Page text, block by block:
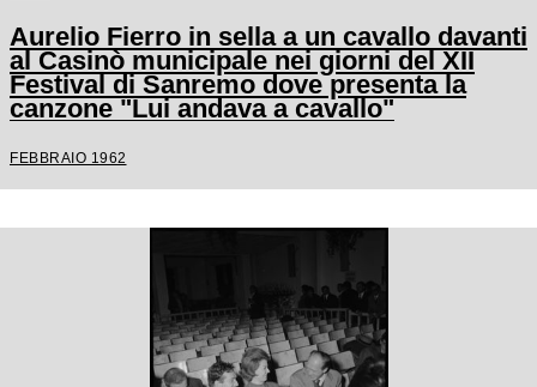
Aurelio Fierro in sella a un cavallo davanti
al Casinò municipale nei giorni del XII
Festival di Sanremo dove presenta la
canzone "Lui andava a cavallo"
FEBBRAIO 1962